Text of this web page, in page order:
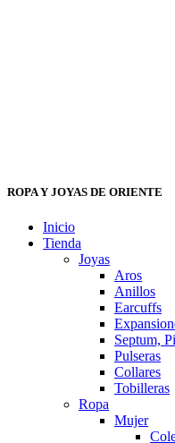
ROPA Y JOYAS DE ORIENTE
Inicio
Tienda
Joyas
Aros
Anillos
Earcuffs
Septum,
Pulseras
Collares
Tobilleras
Ropa
Mujer